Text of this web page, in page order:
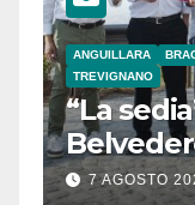
ANGUILLARA
TREVIGNANO
“La
7 AGOSTO